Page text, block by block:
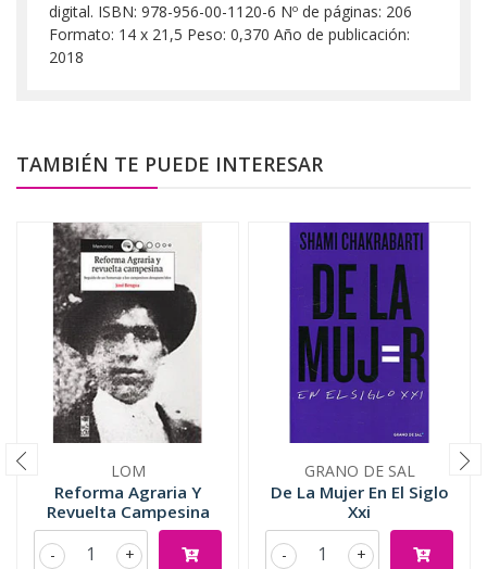
digital. ISBN: 978-956-00-1120-6 Nº de páginas: 206
Formato: 14 x 21,5 Peso: 0,370 Año de publicación:
2018
TAMBIÉN TE PUEDE INTERESAR
LOM
Reforma Agraria Y
Revuelta Campesina
+
-
GRANO DE SAL
De La Mujer En El Siglo
Xxi
+
-